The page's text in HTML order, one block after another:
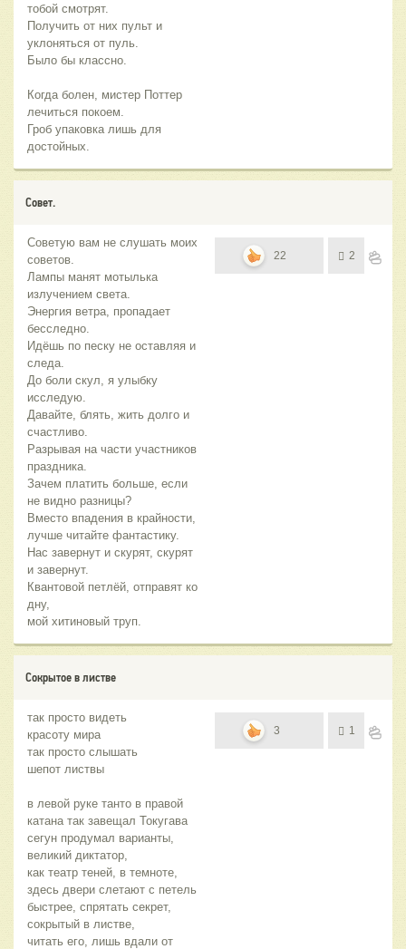
тобой смотрят.
Получить от них пульт и
уклоняться от пуль.
Было бы классно.
Когда болен, мистер Поттер
лечиться покоем.
Гроб упаковка лишь для
достойных.
Совет.
Советую вам не слушать моих
советов.
Лампы манят мотылька
излучением света.
Энергия ветра, пропадает
бесследно.
Идёшь по песку не оставляя и
следа.
До боли скул, я улыбку
исследую.
Давайте, блять, жить долго и
счастливо.
Разрывая на части участников
праздника.
Зачем платить больше, если
не видно разницы?
Вместо впадения в крайности,
лучше читайте фантастику.
Нас завернут и скурят, скурят
и завернут.
Квантовой петлёй, отправят ко
дну,
мой хитиновый труп.
22 2
Сокрытое в листве
так просто видеть
красоту мира
так просто слышать
шепот листвы
в левой руке танто в правой
катана так завещал Токугава
сегун продумал варианты,
великий диктатор,
как театр теней, в темноте,
здесь двери слетают с петель
быстрее, спрятать секрет,
сокрытый в листве,
читать его, лишь вдали от
3 1